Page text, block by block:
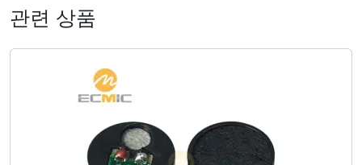
관련 상품